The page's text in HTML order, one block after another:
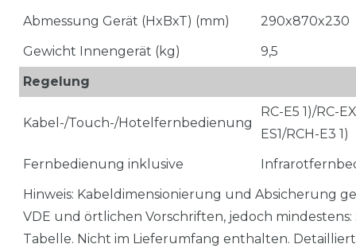
Abmessung Gerät (HxBxT) (mm)
290x870x230
Gewicht Innengerät (kg)
9,5
Regelung
Kabel-/Touch-/Hotelfernbedienung
RC-E5 1)/RC-
ES1/RCH-E3 1)
Fernbedienung inklusive
Hinweis: Kabeldimensionierung und Absicherung
VDE und örtlichen Vorschriften, jedoch mindestens:
Tabelle. Nicht im Lieferumfang enthalten.